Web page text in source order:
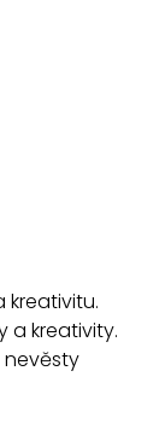
kreativitu.
a kreativity.
nevěsty